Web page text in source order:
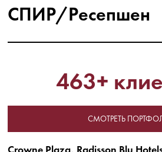
СПИР/Ресепшен
463+
СМОТРЕТЬ